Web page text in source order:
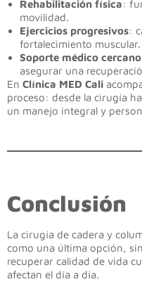
Rehabilitación física:
movilidad.
Ejercicios progresivos:
fortalecimiento muscular.
Soporte médico cercano
asegurar una
En Clínica MED Cali
proceso: desde la cirugía
un manejo integral y
Conclusión
La cirugía de cadera y
como una última opción,
recuperar calidad de vida
afectan el día a día.